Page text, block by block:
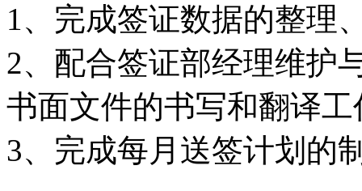
1、完成签证数据的整理
2、配合签证部经理维护
书面文件的书写和翻译工
3、完成每月送签计划的